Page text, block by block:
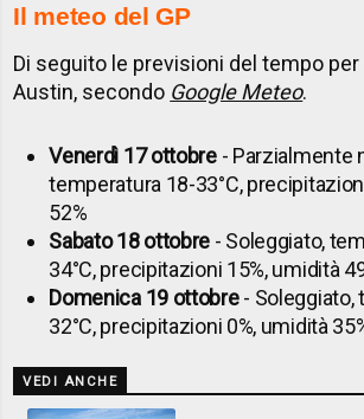
Il meteo del GP
Di seguito le previsioni del tempo
Austin, secondo Google Meteo.
Venerdì 17 ottobre - Parzialmente
temperatura 18-33°C,
52%
Sabato 18 ottobre - Soleggiato,
34°C, precipitazioni 15%, umidità
Domenica 19 ottobre- Soleggiato,
32°C, precipitazioni 0%, umidità
VEDI ANCHE